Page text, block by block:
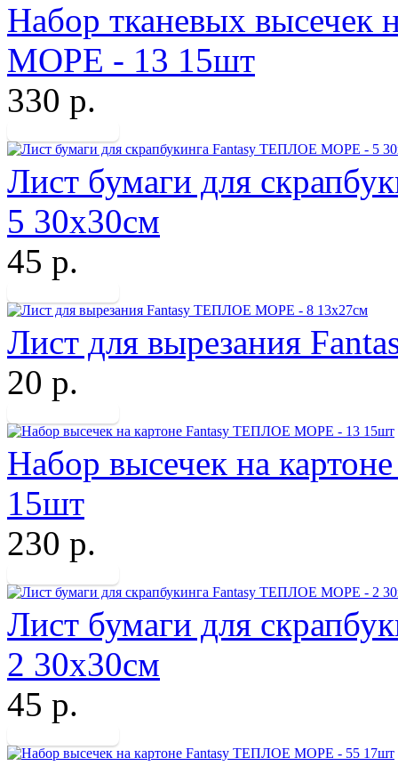
Набор тканевых
МОРЕ - 13 15шт
330 р.
Лист бумаги для
5 30х30см
45 р.
Лист для вырезания
20 р.
Набор высечек на
15шт
230 р.
Лист бумаги для
2 30х30см
45 р.